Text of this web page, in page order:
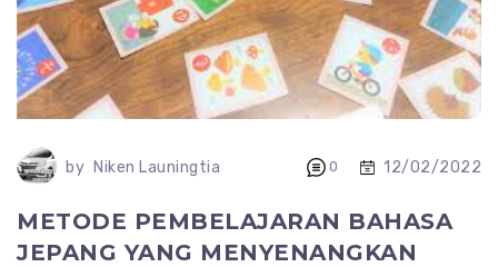
by Niken Launingtia 0 12/02/2022
METODE PEMBELAJARAN BAHASA
JEPANG YANG MENYENANGKAN